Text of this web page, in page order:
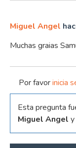
Miguel Angel
Muchas graias
Por favorinicia
Esta pregunta
Miguel Angel